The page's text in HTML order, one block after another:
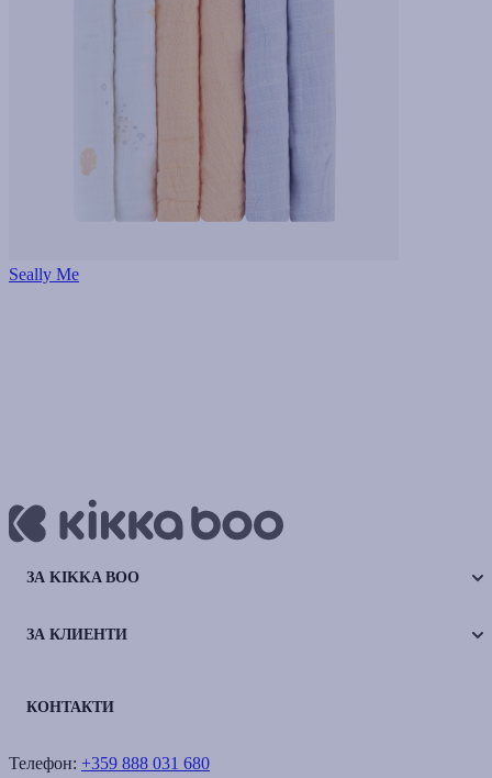
Seally Me
ЗА KIKKA BOO
ЗА КЛИЕНТИ
КОНТАКТИ
Телефон: +359 888 031 680